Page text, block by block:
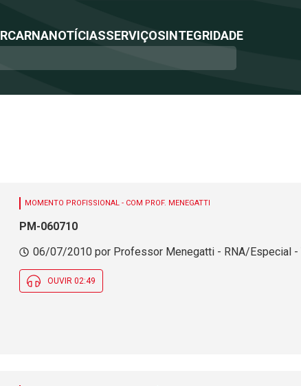
RCARNANOTÍCIASSERVIÇOSINTEGRIDADE
MOMENTO PROFISSIONAL - COM PROF. MENEGATTI
PM-060710
06/07/2010 por Professor Menegatti - RNA/Especial -
OUVIR 02:49